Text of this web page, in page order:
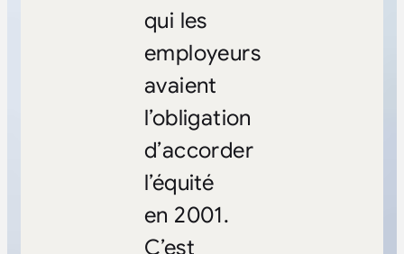
qui les
employeurs
avaient
l’obligation
d’accorder
l’équité
en 2001.
C’est